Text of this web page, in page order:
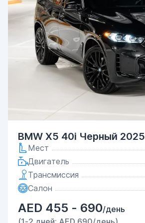
BMW X5 40i Черный 2025
Мест
Двигатель
Трансмиссия
Салон
AED 455 - 690/день